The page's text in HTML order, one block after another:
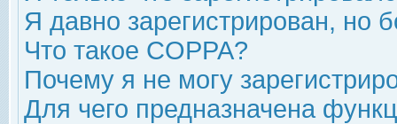
Я давно зарегистрирован, но
Что такое COPPA?
Почему я не могу
Для чего предназначена